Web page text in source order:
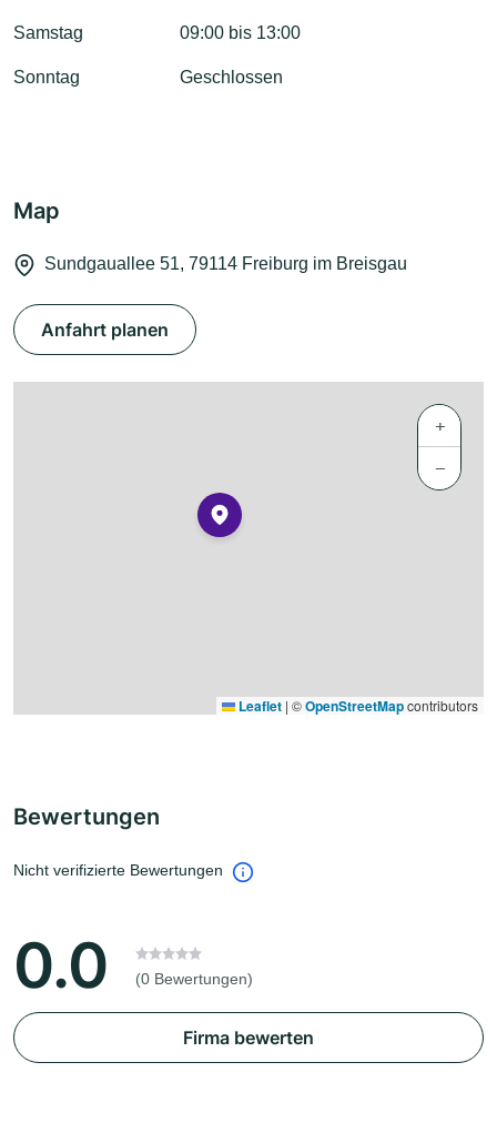
Samstag 09:00 bis 13:00
Sonntag Geschlossen
Map
Sundgauallee 51, 79114 Freiburg im Breisgau
Anfahrt planen
+
−
Leaflet | ©OpenStreetMapcontributors
Bewertungen
Nicht verifizierte Bewertungen
0.0 (0 Bewertungen)
Firma bewerten